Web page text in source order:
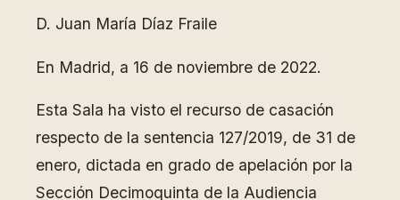
D. Juan María Díaz Fraile
En Madrid, a 16 de noviembre de 2022.
Esta Sala ha visto el recurso de casación
respecto de la sentencia 127/2019, de 31 de
enero, dictada en grado de apelación por la
Sección Decimoquinta de la Audiencia